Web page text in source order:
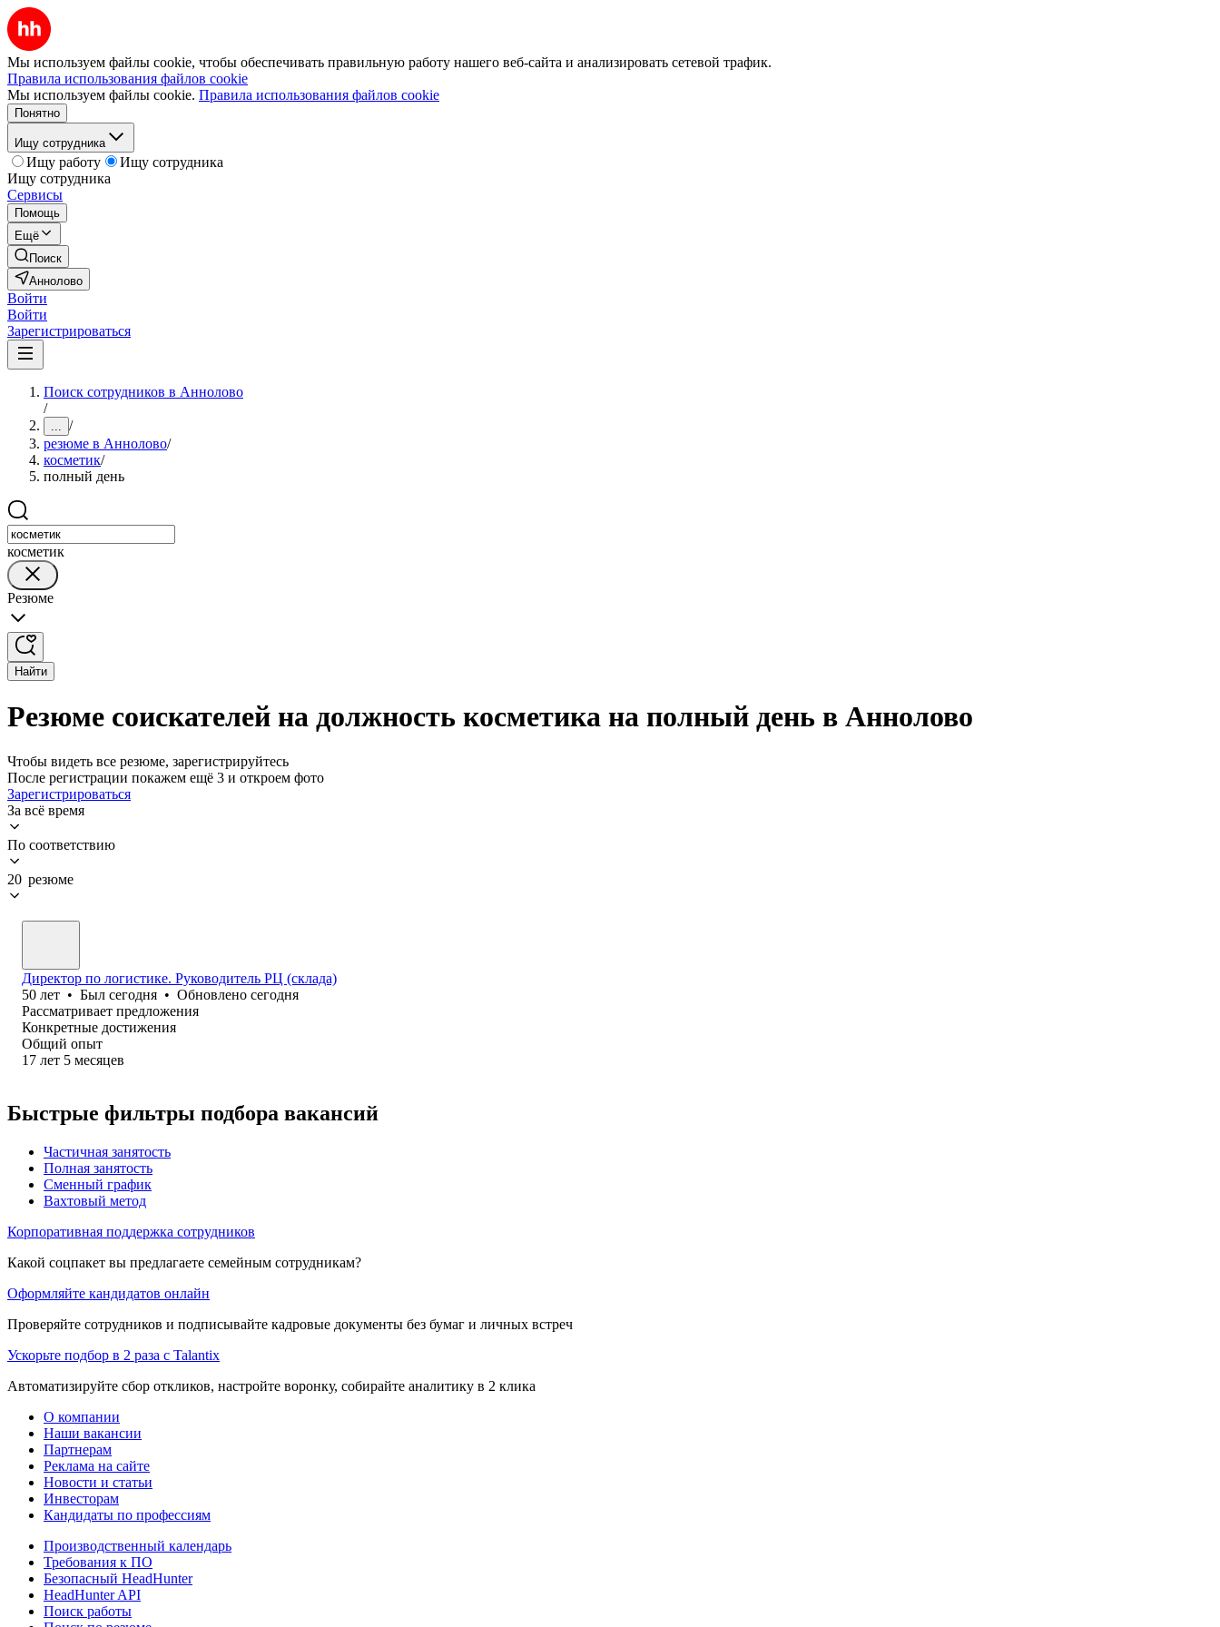
Мы используем файлы cookie, чтобы обеспечивать правильную работу нашего веб-сайта и анализировать сетевой трафик.
Правила использования файлов cookie
Мы используем файлы cookie. Правила использования файлов cookie
Понятно
Ищу сотрудника
Ищу работу
Ищу сотрудника
Ищу сотрудника
Сервисы
Помощь
Ещё
Поиск
Аннолово
Войти
Войти
Зарегистрироваться
Поиск сотрудников в Аннолово
/
... /
резюме в Аннолово/
косметик/
полный день
косметик
Резюме
Найти
Резюме соискателей на должность косметика на полный день в Аннолово
Чтобы видеть все резюме, зарегистрируйтесь
После регистрации покажем ещё 3 и откроем фото
Зарегистрироваться
За всё время
По соответствию
20 резюме
Директор по логистике. Руководитель РЦ (склада)
50 лет • Был сегодня • Обновлено сегодня
Рассматривает предложения
Конкретные достижения
Общий опыт
17 лет 5 месяцев
Быстрые фильтры подбора вакансий
Частичная занятость
Полная занятость
Сменный график
Вахтовый метод
Корпоративная поддержка сотрудников
Какой соцпакет вы предлагаете семейным сотрудникам?
Оформляйте кандидатов онлайн
Проверяйте сотрудников и подписывайте кадровые документы без бумаг и личных встреч
Ускорьте подбор в 2 раза с Talantix
Автоматизируйте сбор откликов, настройте воронку, собирайте аналитику в 2 клика
О компании
Наши вакансии
Партнерам
Реклама на сайте
Новости и статьи
Инвесторам
Кандидаты по профессиям
Производственный календарь
Требования к ПО
Безопасный HeadHunter
HeadHunter API
Поиск работы